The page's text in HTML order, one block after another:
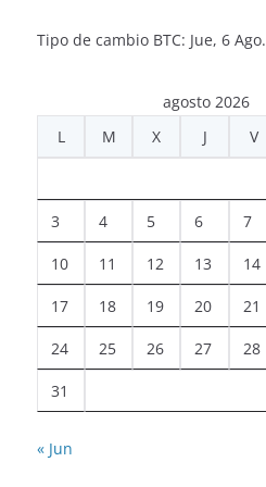
Tipo de cambio BTC: Jue, 6 Ago.
agosto 2026
L
M X J V
3 4 5 6 7
10 11 12 13 14
17 18 19 20 21
24 25 26 27 28
31
« Jun